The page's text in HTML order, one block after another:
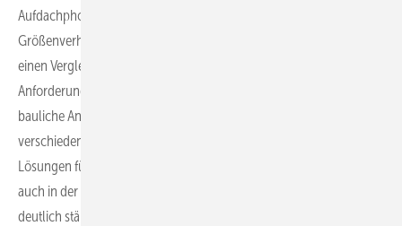
Aufdachphotovoltaikanlage verbunden, wobei die
Größenverhältnisse zwischen einer Dach- und Freiflächenanlage
einen Vergleich kaum zulassen. Hinzu kommen die speziellen
Anforderungen an die Einzelkomponenten sowie die gesamte
bauliche Anlage. Desweiteren wird das Thema Wasserstoff in
verschiedenen Marktsegmenten immer stärker forciert, woraus
Lösungen für verschiedene Anwendungsbereiche entwickelt und
auch in der Praxis umgesetzt werden. Dazu braucht es allerdings
deutlich stärkere Investments und klare Umsetzungen auf